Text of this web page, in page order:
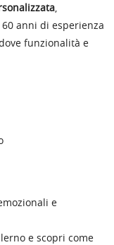
,
anni di esperienza
funzionalità e
e
e scopri come